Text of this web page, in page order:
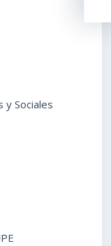
y Sociales